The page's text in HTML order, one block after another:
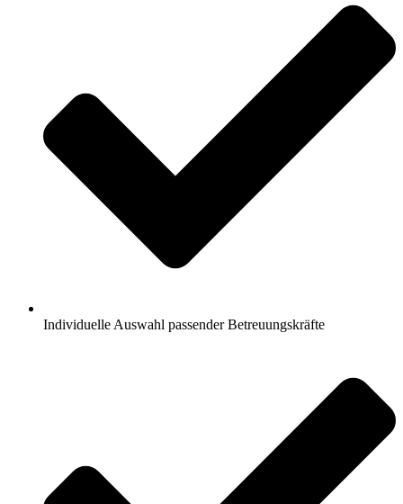
Individuelle Auswahl passender Betreuungskräfte